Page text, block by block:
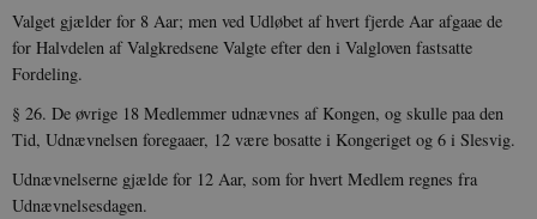
Valget gjælder for 8 Aar; men ved Udløbet af hvert fjerde Aar afgaae de
for Halvdelen af Valgkredsene Valgte efter den i Valg­loven fastsatte
Fordeling.
§ 26. De øvrige 18 Medlemmer udnævnes af Kongen, og skulle paa den
Tid, Udnævnelsen foregaaer, 12 være bosatte i Kongeriget og 6 i Slesvig.
Udnævnelserne gjælde for 12 Aar, som for hvert Medlem regnes fra
Udnævnelsesdagen.